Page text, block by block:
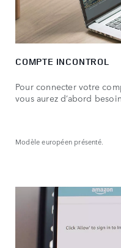
COMPTE INCONTROL
Pour connecter votre
vous aurez d’abord
Modèle européen présenté.